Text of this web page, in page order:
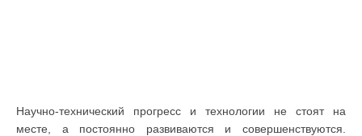
Научно-технический прогресс и технологии не стоят на
месте, а постоянно развиваются и совершенствуются.